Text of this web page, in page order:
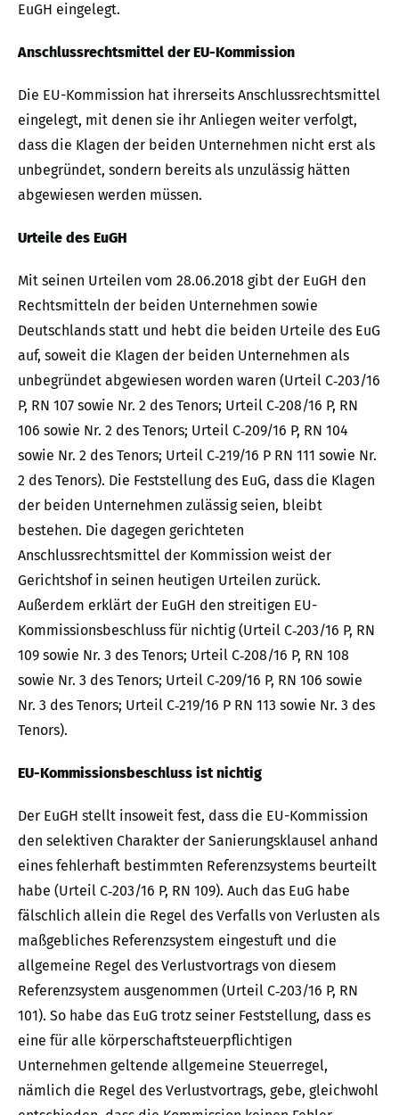
EuGH eingelegt.
Anschlussrechtsmittel der EU-Kommission
Die EU-Kommission hat ihrerseits Anschlussrechtsmittel
eingelegt, mit denen sie ihr Anliegen weiter verfolgt,
dass die Klagen der beiden Unternehmen nicht erst als
unbegründet, sondern bereits als unzulässig hätten
abgewiesen werden müssen.
Urteile des EuGH
Mit seinen Urteilen vom 28.06.2018 gibt der EuGH den
Rechtsmitteln der beiden Unternehmen sowie
Deutschlands statt und hebt die beiden Urteile des EuG
auf, soweit die Klagen der beiden Unternehmen als
unbegründet abgewiesen worden waren (Urteil C‑203/16
P, RN 107 sowie Nr. 2 des Tenors; Urteil C‑208/16 P, RN
106 sowie Nr. 2 des Tenors; Urteil C‑209/16 P, RN 104
sowie Nr. 2 des Tenors; Urteil C‑219/16 P RN 111 sowie Nr.
2 des Tenors). Die Feststellung des EuG, dass die Klagen
der beiden Unternehmen zulässig seien, bleibt
bestehen. Die dagegen gerichteten
Anschlussrechtsmittel der Kommission weist der
Gerichtshof in seinen heutigen Urteilen zurück.
Außerdem erklärt der EuGH den streitigen EU-
Kommissionsbeschluss für nichtig (Urteil C‑203/16 P, RN
109 sowie Nr. 3 des Tenors; Urteil C‑208/16 P, RN 108
sowie Nr. 3 des Tenors; Urteil C‑209/16 P, RN 106 sowie
Nr. 3 des Tenors; Urteil C‑219/16 P RN 113 sowie Nr. 3 des
Tenors).
EU-Kommissionsbeschluss ist nichtig
Der EuGH stellt insoweit fest, dass die EU-Kommission
den selektiven Charakter der Sanierungsklausel anhand
eines fehlerhaft bestimmten Referenzsystems beurteilt
habe (Urteil C‑203/16 P, RN 109). Auch das EuG habe
fälschlich allein die Regel des Verfalls von Verlusten als
maßgebliches Referenzsystem eingestuft und die
allgemeine Regel des Verlustvortrags von diesem
Referenzsystem ausgenommen (Urteil C‑203/16 P, RN
101). So habe das EuG trotz seiner Feststellung, dass es
eine für alle körperschaftsteuerpflichtigen
Unternehmen geltende allgemeine Steuerregel,
nämlich die Regel des Verlustvortrags, gebe, gleichwohl